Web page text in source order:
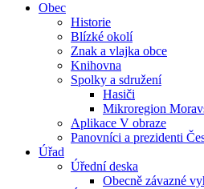
Obec
Historie
Blízké okolí
Znak a vlajka obce
Knihovna
Spolky a sdružení
Hasiči
Mikroregion
Aplikace V obraze
Panovníci a prezidenti
Úřad
Úřední deska
Obecně závazné